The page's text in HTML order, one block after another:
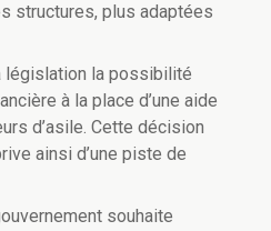
structures, plus adaptées
législation la possibilité
à la place d’une aide
d’asile. Cette décision
ainsi d’une piste de
souhaite